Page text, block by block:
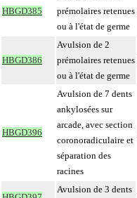
HBGD385
prémolaires retenues
ou à l'état de germe
HBGD386
Avulsion de 2
prémolaires retenues
ou à l'état de germe
HBGD396
Avulsion de 7 dents
ankylosées sur
arcade, avec section
coronoradiculaire et
séparation des
racines
Avulsion de 3 dents